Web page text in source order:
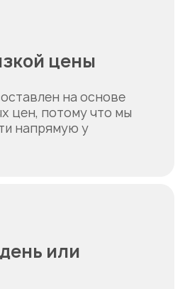
цены
на основе
цен, потому что мы
напрямую у
или